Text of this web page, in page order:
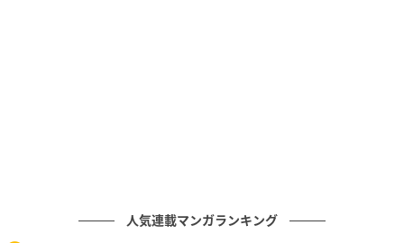
人気連載マンガランキング